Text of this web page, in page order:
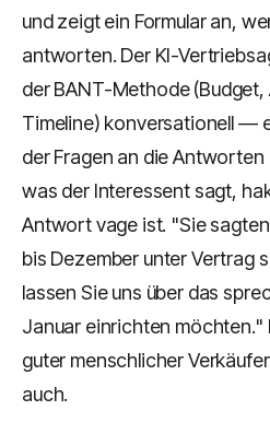
und zeigt ein Formular an,
antworten. Der KI-
der BANT-Methode (Budget,
Timeline) konversationell —
der Fragen an die Antworten
was der Interessent sagt,
Antwort vage ist. "Sie
bis Dezember unter Vertrag
lassen Sie uns über das
Januar einrichten möchten."
guter menschlicher
auch.